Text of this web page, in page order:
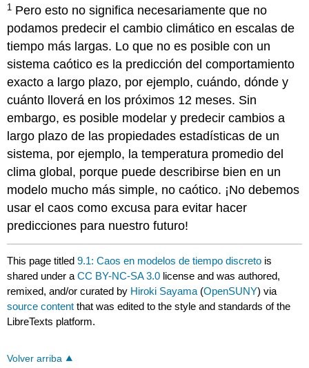
1 Pero esto no significa necesariamente que no
podamos predecir el cambio climático en escalas de
tiempo más largas. Lo que no es posible con un
sistema caótico es la predicción del comportamiento
exacto a largo plazo, por ejemplo, cuándo, dónde y
cuánto lloverá en los próximos 12 meses. Sin
embargo, es posible modelar y predecir cambios a
largo plazo de las propiedades estadísticas de un
sistema, por ejemplo, la temperatura promedio del
clima global, porque puede describirse bien en un
modelo mucho más simple, no caótico. ¡No debemos
usar el caos como excusa para evitar hacer
predicciones para nuestro futuro!
This page titled9.1: Caos en modelos de tiempo discreto is
shared under aCC BY-NC-SA 3.0 license and was authored,
remixed, and/or curated by Hiroki Sayama (OpenSUNY) via
source content that was edited to the style and standards of the
LibreTexts platform.
Volver arriba